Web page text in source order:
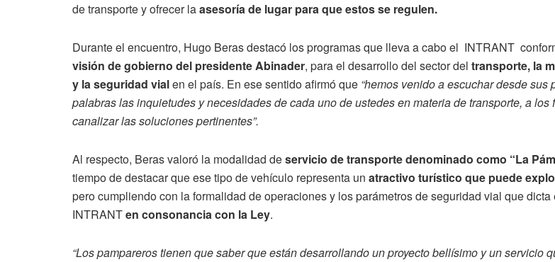
de transporte y ofrecer laasesoría de lugar para que estos se regulen.
Durante el encuentro, Hugo Beras destacó los programas que lleva a cabo el INTRANT
visión de gobierno del presidente Abinader, para el desarrollo del sector del transporte, la
y la seguridad vialen el país. En ese sentido afirmó que “hemos venido a escuchar desde sus
palabras las inquietudes y necesidades de cada uno de ustedes en materia de transporte, a los
canalizar las soluciones pertinentes”.
Al respecto, Beras valoró la modalidad deservicio de transporte denominado como “La
tiempo de destacar que ese tipo de vehículo representa un atractivo turístico que puede
pero cumpliendo con la formalidad de operaciones y los parámetros de seguridad vial que dicta
INTRANTen consonancia con la Ley.
“Los pampareros tienen que saber que están desarrollando un proyecto bellísimo y un servicio